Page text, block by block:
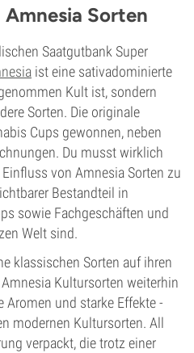
Sorten
Saatgutbank Super
ist eine sativadominierte
Kult ist, sondern
Sorten. Die originale
Cups gewonnen, neben
Du musst wirklich
von Amnesia Sorten zu
Bestandteil in
sowie Fachgeschäften und
Welt sind.
klassischen Sorten auf ihren
Kultursorten weiterhin
Aromen und starke Effekte -
modernen Kultursorten. All
verpackt, die trotz einer